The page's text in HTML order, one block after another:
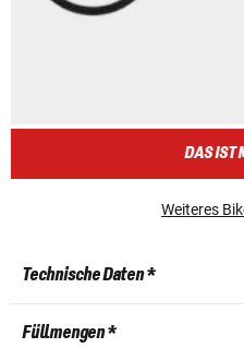
DAS IST
Weiteres
Technische Daten *
Füllmengen *